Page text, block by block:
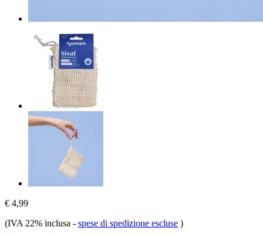
€ 4,99
(IVA 22% inclusa - spese di spedizione escluse )